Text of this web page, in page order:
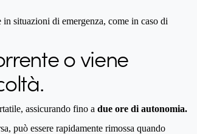
situazioni di emergenza, come in caso di
o viene
assicurando fino a due ore di autonomia.
può essere rapidamente rimossa quando